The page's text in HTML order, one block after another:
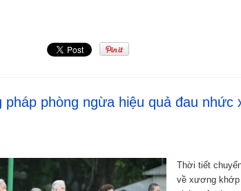
pháp phòng ngừa hiệu quả đau nhức
Thời tiết
về xương khớp